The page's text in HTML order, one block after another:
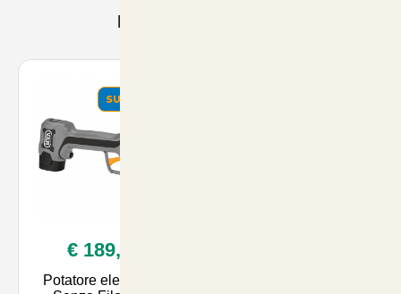
Prodotti Consigliati
SUMMER
€ 189,00
Potatore elettronico